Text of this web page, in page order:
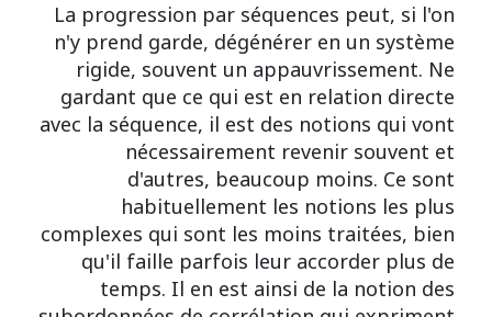
La progression par séquences peut, si l'on
n'y prend garde, dégénérer en un système
rigide, souvent un appauvrissement. Ne
gardant que ce qui est en relation directe
avec la séquence, il est des notions qui vont
nécessairement revenir souvent et
d'autres, beaucoup moins. Ce sont
habituellement les notions les plus
complexes qui sont les moins traitées, bien
qu'il faille parfois leur accorder plus de
temps. Il en est ainsi de la notion des